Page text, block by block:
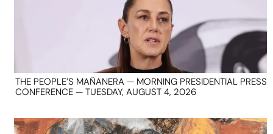
THE PEOPLE’S MAÑANERA — MORNING PRESIDENTIAL PRESS
CONFERENCE — TUESDAY, AUGUST 4, 2026